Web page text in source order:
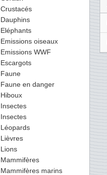
Crustacés
Dauphins
Eléphants
Emissions oiseaux
Emissions WWF
Escargots
Faune
Faune en danger
Hiboux
Insectes
Insectes
Léopards
Lièvres
Lions
Mammifères
Mammifères marins